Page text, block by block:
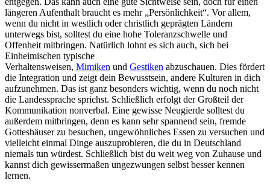
längeren Aufenthalt braucht es mehr „Persönlichkeit“. Vor allem,
wenn du nicht in westlich oder christlich geprägten Ländern
unterwegs bist, solltest du eine hohe Toleranzschwelle und
Offenheit mitbringen. Natürlich lohnt es sich auch, sich bei
Einheimischen typische
Verhaltensweisen, Mimiken und Gestiken abzuschauen. Dies fördert
die Integration und zeigt dein Bewusstsein, andere Kulturen in dich
aufzunehmen. Das ist ganz besonders wichtig, wenn du noch nicht
die Landessprache sprichst. Schließlich erfolgt der Großteil der
Kommunikation nonverbal. Eine gewisse Neugierde solltest du
außerdem mitbringen, denn es kann sehr spannend sein, fremde
Gotteshäuser zu besuchen, ungewöhnliches Essen zu versuchen und
vielleicht einmal Dinge auszuprobieren, die du in Deutschland
niemals tun würdest. Schließlich bist du weit weg von Zuhause und
kannst dich gewissermaßen ungezwungen selbst besser kennen
lernen.